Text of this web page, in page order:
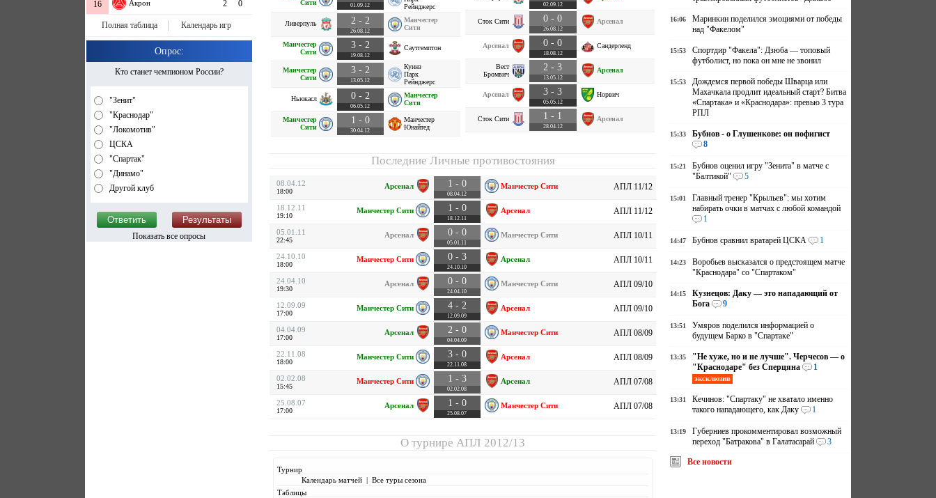
16 Акрон 2 0
Полная таблица Календарь игр
Опрос:
Кто станет чемпионом России?
"Зенит"
"Краснодар"
"Локомотив"
ЦСКА
"Спартак"
"Динамо"
Другой клуб
Показать все опросы
Сити
01.09.12
Рейнджерс
Ливерпуль 2 - 2
26.08.12
Манчестер
Сити
Манчестер
Сити
3 - 2
19.08.12
Саутгемптон
Манчестер
Сити
3 - 2
13.05.12
Куинз
Парк
Рейнджерс
Ньюкасл 0 - 2
06.05.12
Манчестер
Сити
Манчестер
Сити
1 - 0
30.04.12
Манчестер
Юнайтед
02.09.12
Сток Сити 0 - 0
26.08.12
Арсенал
Арсенал 0 - 0
18.08.12
Сандерленд
Вест
Бромвич
2 - 3
13.05.12
Арсенал
Арсенал 3 - 3
05.05.12
Норвич
Сток Сити 1 - 1
28.04.12
Арсенал
Последние Личные противостояния
08.04.12
18:00
Арсенал 1 - 0
08.04.12
Манчестер Сити АПЛ 11/12
18.12.11
19:10
Манчестер Сити 1 - 0
18.12.11
Арсенал АПЛ 11/12
05.01.11
22:45
Арсенал 0 - 0
05.01.11
Манчестер Сити АПЛ 10/11
24.10.10
18:00
Манчестер Сити 0 - 3
24.10.10
Арсенал АПЛ 10/11
24.04.10
19:30
Арсенал 0 - 0
24.04.10
Манчестер Сити АПЛ 09/10
12.09.09
17:00
Манчестер Сити 4 - 2
12.09.09
Арсенал АПЛ 09/10
04.04.09
17:00
Арсенал 2 - 0
04.04.09
Манчестер Сити АПЛ 08/09
22.11.08
18:00
Манчестер Сити 3 - 0
22.11.08
Арсенал АПЛ 08/09
02.02.08
15:45
Манчестер Сити 1 - 3
02.02.08
Арсенал АПЛ 07/08
25.08.07
17:00
Арсенал 1 - 0
25.08.07
Манчестер Сити АПЛ 07/08
О турнире АПЛ 2012/13
Турнир
Календарь матчей| Все туры сезона
Таблицы
16:06
Маринкин поделился эмоциями от победы
над "Факелом"
15:53
Спортдир "Факела": Дзюба — топовый
футболист, но пока он мне не звонил
15:53
Дождемся первой победы Шварца или
Махачкала продлит идеальный старт? Битва
«Спартака» и «Краснодара»: превью 3 тура
РПЛ
15:33
Бубнов - о Глушенкове: он пофигист
8
15:21
Бубнов оценил игру "Зенита" в матче с
"Балтикой"
5
15:01
Главный тренер "Крыльев": мы хотим
набирать очки в матчах с любой командой
1
14:47 Бубнов сравнил вратарей ЦСКА 1
14:23
Воробьев высказался о предстоящем матче
"Краснодара" со "Спартаком"
14:15
Кузнецов: Даку — это нападающий от
Бога
9
13:51
Умяров поделился информацией о
будущем Барко в "Спартаке"
13:35
"Не хуже, но и не лучше". Черчесов — о
"Краснодаре" без Сперцяна
1
эксклюзив
13:31
Кечинов: "Спартаку" не хватало именно
такого нападающего, как Даку
1
13:19
Губерниев прокомментировал возможный
переход "Батракова" в Галатасарай
3
Все новости